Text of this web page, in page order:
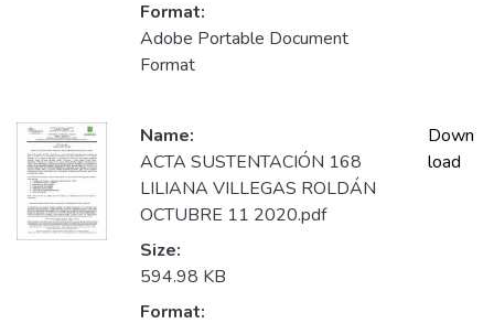
Format:
Adobe Portable Document
Format
Name:
ACTA SUSTENTACIÓN 168
LILIANA VILLEGAS ROLDÁN
OCTUBRE 11 2020.pdf
Size:
594.98 KB
Format:
Down
load